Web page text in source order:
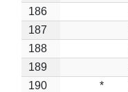
186
187
188
189
190
*